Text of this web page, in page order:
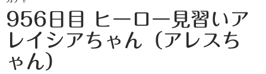
956日目 ヒーロー見習いア
レイシアちゃん（アレスち
ゃん）